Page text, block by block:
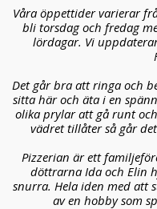
Våra öppettider varierar
bli torsdag och fredag
lördagar. Vi
Det går bra att ringa och
sitta här och äta i en
olika prylar att gå runt
vädret tillåter så går
Pizzerian är ett
döttrarna Ida och Elin
snurra. Hela iden med att
av en hobby som